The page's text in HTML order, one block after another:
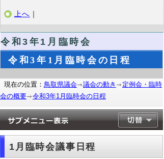
上へ ｜
令和3年1月臨時会
令和3年1月臨時会の日程
現在の位置： 鳥取県議会 議会の動き
定例会・臨時
会の概要
令和3年1月臨時会の日程
1月臨時会議事日程